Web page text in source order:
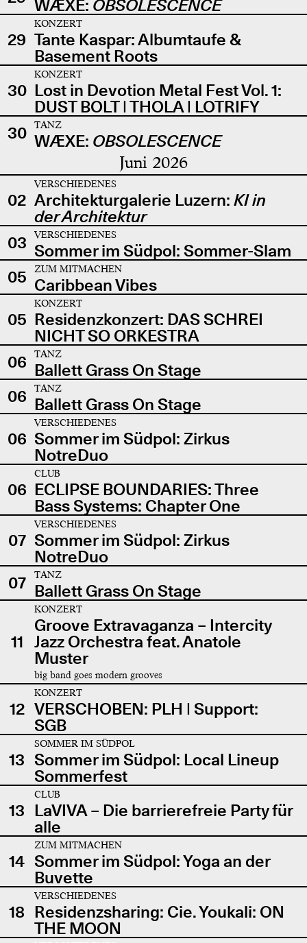
WÆXE: OBSOLESCENCE
29
KONZERT
Tante Kaspar: Albumtaufe &
Basement Roots
30
KONZERT
Lost in Devotion Metal Fest Vol. 1:
DUST BOLT | THOLA | LOTRIFY
30
TANZ
WÆXE: OBSOLESCENCE
Juni 2026
02
VERSCHIEDENES
Architekturgalerie Luzern: KI in
der Architektur
03
VERSCHIEDENES
Sommer im Südpol: Sommer-Slam
05
ZUM MITMACHEN
Caribbean Vibes
05
KONZERT
Residenzkonzert: DAS SCHREI
NICHT SO ORKESTRA
06
TANZ
Ballett Grass On Stage
06
TANZ
Ballett Grass On Stage
06
VERSCHIEDENES
Sommer im Südpol: Zirkus
NotreDuo
06
CLUB
ECLIPSE BOUNDARIES: Three
Bass Systems: Chapter One
07
VERSCHIEDENES
Sommer im Südpol: Zirkus
NotreDuo
07
TANZ
Ballett Grass On Stage
11
KONZERT
Groove Extravaganza – Intercity
Jazz Orchestra feat. Anatole
Muster
big band goes modern grooves
12
KONZERT
VERSCHOBEN: PLH | Support:
SGB
13
SOMMER IM SÜDPOL
Sommer im Südpol: Local Lineup
Sommerfest
13
CLUB
LaVIVA – Die barrierefreie Party für
alle
14
ZUM MITMACHEN
Sommer im Südpol: Yoga an der
Buvette
18
VERSCHIEDENES
Residenzsharing: Cie. Youkali: ON
THE MOON